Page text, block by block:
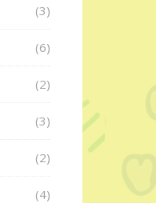
(3)
(6)
(2)
(3)
(2)
(4)